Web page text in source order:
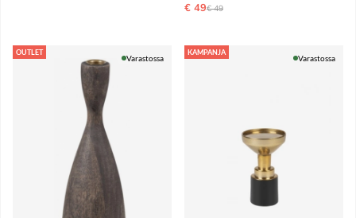
€ 49Normaali hinta
€ 49
OUTLET
Varastossa
KAMPANJA
Varastossa